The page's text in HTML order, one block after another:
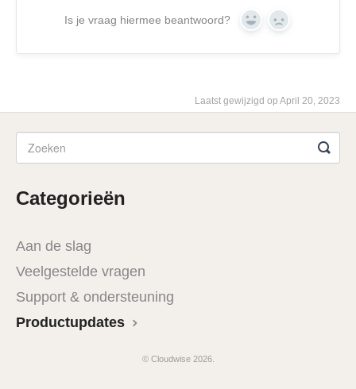
Is je vraag hiermee beantwoord? Yes No
Laatst gewijzigd op April 20, 2023
Categorieën
Aan de slag
Veelgestelde vragen
Support & ondersteuning
Productupdates
© Cloudwise 2026.